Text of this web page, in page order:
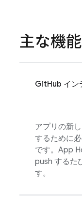
主な機能
GitHub イン
アプリの新
するために
です。 App
push するた
す。